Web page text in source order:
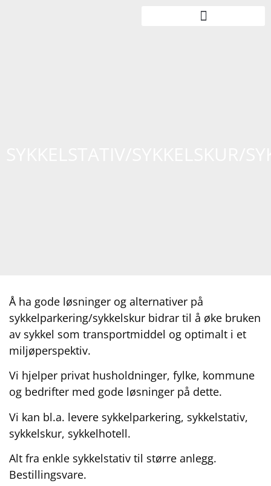
Å ha gode løsninger og alternativer på
sykkelparkering/sykkelskur bidrar til å øke bruken
av sykkel som transportmiddel og optimalt i et
miljøperspektiv.
Vi hjelper privat husholdninger, fylke, kommune
og bedrifter med gode løsninger på dette.
Vi kan bl.a. levere sykkelparkering, sykkelstativ,
sykkelskur, sykkelhotell.
Alt fra enkle sykkelstativ til større anlegg.
Bestillingsvare.